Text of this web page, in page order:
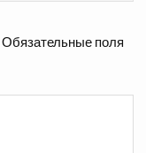
Обязательные поля